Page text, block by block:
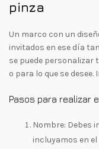
pinza
Un marco con un
invitados en ese día
se puede
o para lo que se
Pasos para realizar
Nombre: Debes
incluyamos en